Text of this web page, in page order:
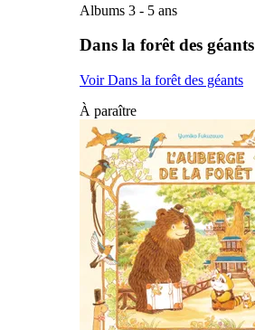
Albums 3 - 5 ans
Dans la forêt des géants
Voir Dans la forêt des géants
À paraître